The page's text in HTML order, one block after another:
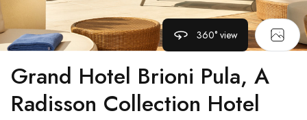
360° view
Grand Hotel Brioni Pula, A
Radisson Collection Hotel